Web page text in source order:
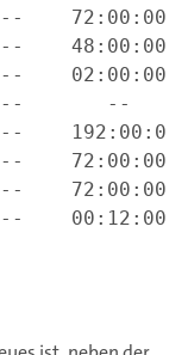
72:00:00
48:00:00
02:00:00
--
192:00:0
72:00:00
72:00:00
00:12:00